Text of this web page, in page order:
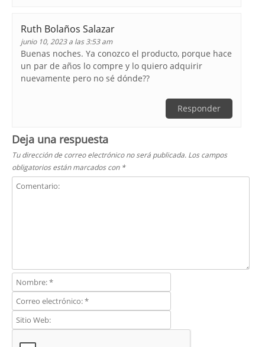
Ruth Bolaños Salazar
junio 10, 2023 a las 3:53 am
Buenas noches. Ya conozco el producto, porque hace
un par de años lo compre y lo quiero adquirir
nuevamente pero no sé dónde??
Responder
Deja una respuesta
Tu dirección de correo electrónico no será publicada. Los campos
obligatorios están marcados con *